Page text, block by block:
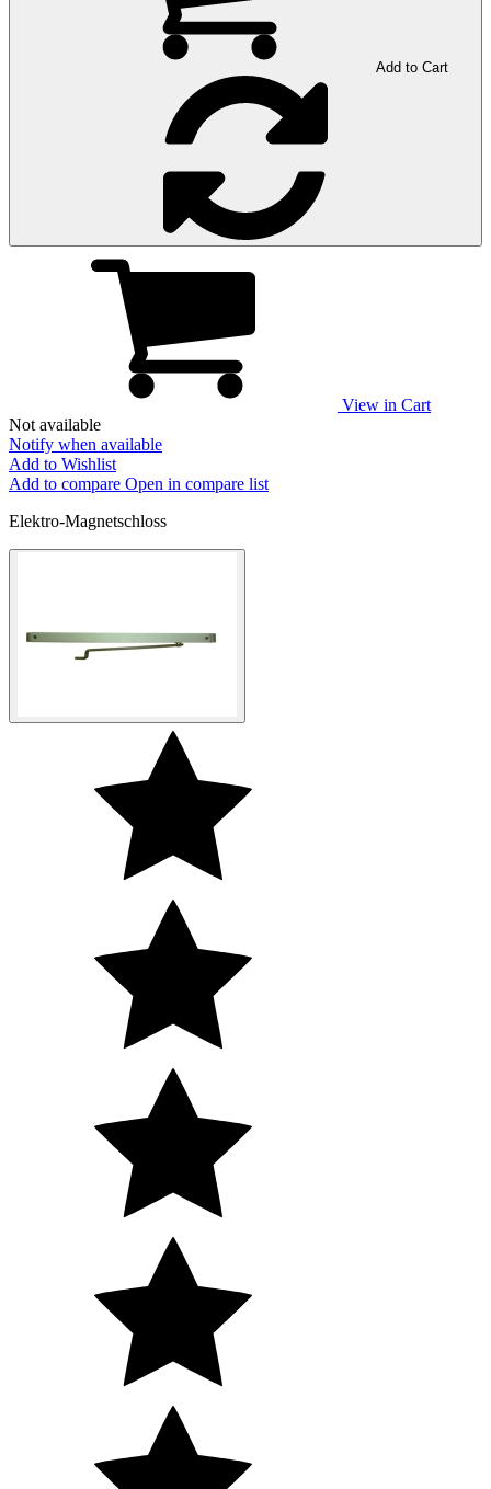
Add to Cart
View in Cart
Not available
Notify when available
Add to Wishlist
Add to compare Open in compare list
Elektro-Magnetschloss